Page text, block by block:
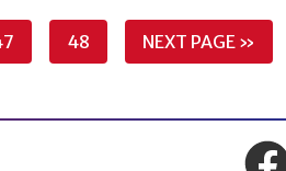
48 NEXT PAGE »